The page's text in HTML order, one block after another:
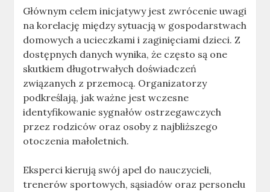
Głównym celem inicjatywy jest zwrócenie uwagi
na korelację między sytuacją w gospodarstwach
domowych a ucieczkami i zaginięciami dzieci. Z
dostępnych danych wynika, że często są one
skutkiem długotrwałych doświadczeń
związanych z przemocą. Organizatorzy
podkreślają, jak ważne jest wczesne
identyfikowanie sygnałów ostrzegawczych
przez rodziców oraz osoby z najbliższego
otoczenia małoletnich.
Eksperci kierują swój apel do nauczycieli,
trenerów sportowych, sąsiadów oraz personelu